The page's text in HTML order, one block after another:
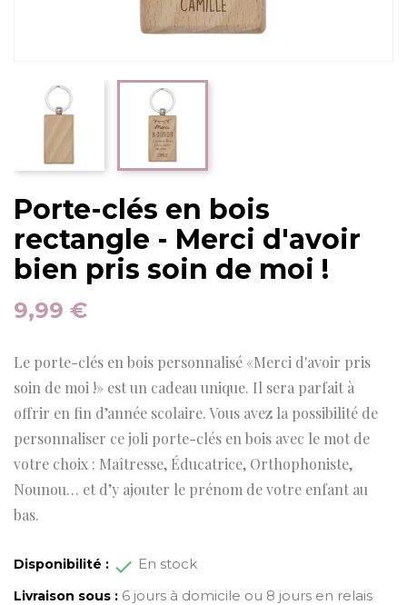
Porte-clés en bois
rectangle - Merci d'avoir
bien pris soin de moi !
9,99 €
Le porte-clés en bois personnalisé «Merci d'avoir pris
soin de moi !» est un cadeau unique. Il sera parfait à
offrir en fin d’année scolaire. Vous avez la possibilité de
personnaliser ce joli porte-clés en bois avec le mot de
votre choix : Maîtresse, Éducatrice, Orthophoniste,
Nounou… et d’y ajouter le prénom de votre enfant au
bas.
Disponibilité : En stock
Livraison sous : 6 jours à domicile ou 8 jours en relais